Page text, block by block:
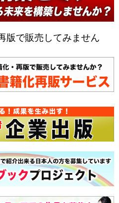
版で販売してみません